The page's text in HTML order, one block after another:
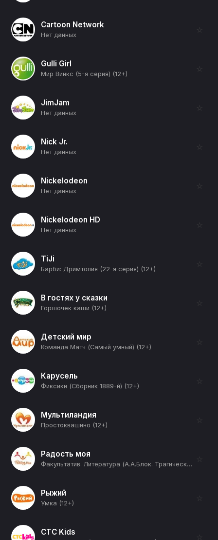
Cartoon Network
Нет данных
☆
Gulli Girl
Мир Винкс (5-я серия) (12+)
☆
JimJam
Нет данных
☆
Nick Jr.
Нет данных
☆
Nickelodeon
Нет данных
☆
Nickelodeon HD
Нет данных
☆
TiJi
Барби: Дримтопия (22-я серия) (12+)
☆
В гостях у сказки
Горшочек каши (12+)
☆
Детский мир
Команда Матч (Самый умный) (12+)
☆
Карусель
Фиксики (Сборник 1889-й) (12+)
☆
Мультиландия
Простоквашино (12+)
☆
Радость моя
Факультатив. Литература (А.А.Блок. Трагический тенор эпохи) (12+)
☆
Рыжий
Умка (12+)
☆
СТС Kids ☆